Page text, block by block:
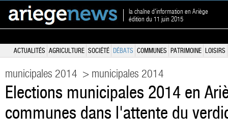
la chaîne d'information en Ariège
édition du 11 juin 2015
ACTUALITÉS AGRICULTURE SOCIÉTÉ DÉBATS COMMUNES PATRIMOINE LOISIRS
municipales 2014 > municipales 2014
Elections municipales 2014 en
communes dans l'attente du